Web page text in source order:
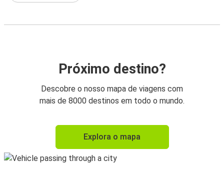
Próximo destino?
Descobre o nosso mapa de viagens com
mais de 8000 destinos em todo o mundo.
Explora o mapa